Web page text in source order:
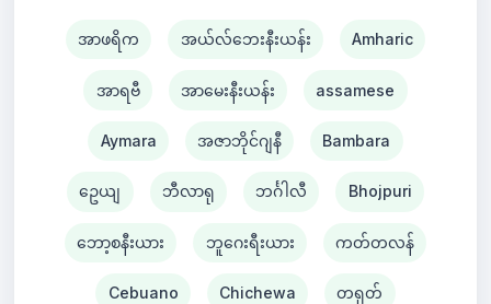
အာဖရိက အယ်လ်ဘေးနီးယန်း Amharic
အာရဗီ အာမေးနီးယန်း assamese
Aymara အဇာဘိုင်ဂျနီ Bambara
ဥေယျ ဘီလာရု ဘင်္ဂါလီ Bhojpuri
ဘော့စနီးယား ဘူဂေးရီးယား ကတ်တလန်
Cebuano Chichewa တရုတ်